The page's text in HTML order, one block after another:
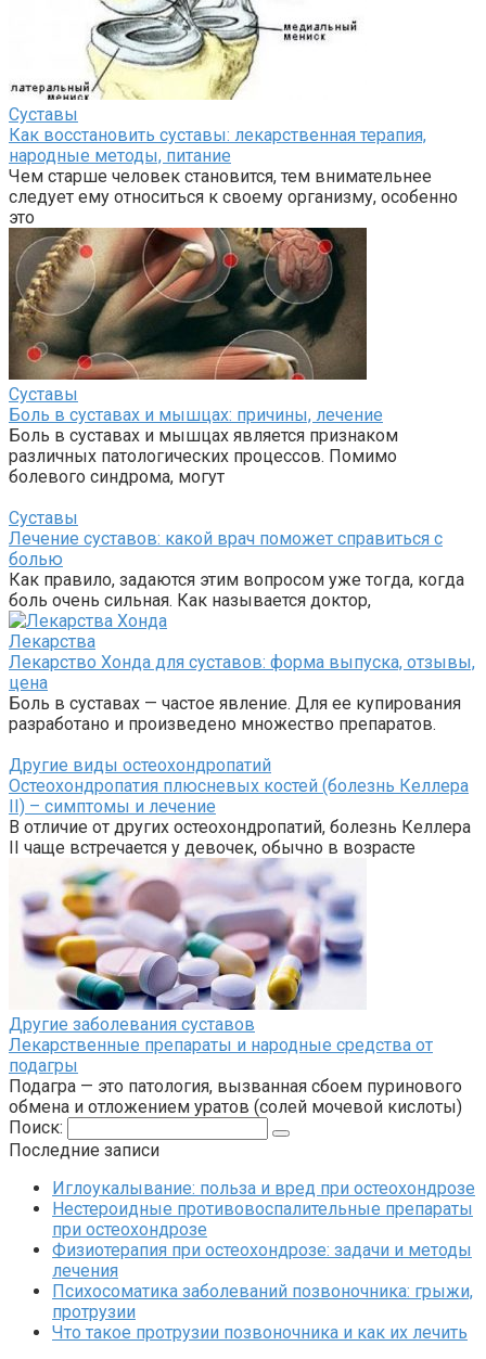
Суставы
Как восстановить суставы: лекарственная терапия,
народные методы, питание
Чем старше человек становится, тем внимательнее
следует ему относиться к своему организму, особенно
это
Суставы
Боль в суставах и мышцах: причины, лечение
Боль в суставах и мышцах является признаком
различных патологических процессов. Помимо
болевого синдрома, могут
Суставы
Лечение суставов: какой врач поможет справиться с
болью
Как правило, задаются этим вопросом уже тогда, когда
боль очень сильная. Как называется доктор,
Лекарства
Лекарство Хонда для суставов: форма выпуска, отзывы,
цена
Боль в суставах — частое явление. Для ее купирования
разработано и произведено множество препаратов.
Другие виды остеохондропатий
Остеохондропатия плюсневых костей (болезнь Келлера
II) – симптомы и лечение
В отличие от других остеохондропатий, болезнь Келлера
II чаще встречается у девочек, обычно в возрасте
Другие заболевания суставов
Лекарственные препараты и народные средства от
подагры
Подагра — это патология, вызванная сбоем пуринового
обмена и отложением уратов (солей мочевой кислоты)
Поиск:
Последние записи
Иглоукалывание: польза и вред при остеохондрозе
Нестероидные противовоспалительные препараты
при остеохондрозе
Физиотерапия при остеохондрозе: задачи и методы
лечения
Психосоматика заболеваний позвоночника: грыжи,
протрузии
Что такое протрузии позвоночника и как их лечить